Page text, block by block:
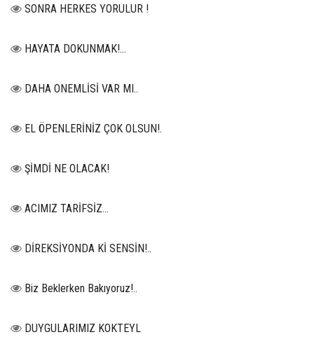
SONRA HERKES YORULUR !
HAYATA DOKUNMAK!...
DAHA ONEMLİSİ VAR MI..
EL ÖPENLERİNİZ ÇOK OLSUN!.
ŞİMDİ NE OLACAK!
ACIMIZ TARİFSİZ…
DİREKSİYONDA Kİ SENSİN!..
Biz Beklerken Bakıyoruz!..
DUYGULARIMIZ KOKTEYL